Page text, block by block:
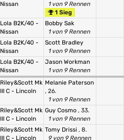
Nissan
1 von 9 Rennen
1 Sieg
Lola B2K/40 -
Nissan
Bobby Sak
1 von 9 Rennen
Lola B2K/40 -
Nissan
Scott Bradley
1 von 9 Rennen
Lola B2K/40 -
Nissan
Jason Workman
1 von 9 Rennen
Riley&Scott Mk
III C - Lincoln
Melanie Paterson
, 26.
1 von 9 Rennen
Riley&Scott Mk
III C - Lincoln
Guy Cosmo , 33.
1 von 9 Rennen
Riley&Scott Mk
III C - Lincoln
Tomy Drissi , 8.
9 von 9 Rennen